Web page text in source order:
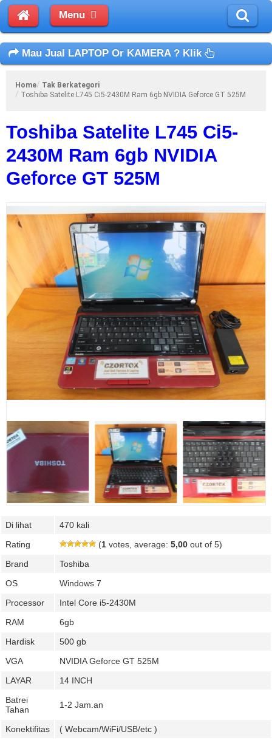
Menu
Mau Jual LAPTOP Or KAMERA ? Klik
Home
Tak Berkategori
Toshiba Satelite L745 Ci5-2430M Ram 6gb NVIDIA Geforce GT 525M
Toshiba Satelite L745 Ci5-
2430M Ram 6gb NVIDIA
Geforce GT 525M
Di lihat
470 kali
Rating
(1 votes, average: 5,00 out of 5)
Brand
Toshiba
OS
Windows 7
Processor
Intel Core i5-2430M
RAM
6gb
Hardisk
500 gb
VGA
NVIDIA Geforce GT 525M
LAYAR
14 INCH
Batrei
Tahan
1-2 Jam.an
Konektifitas
( Webcam/WiFi/USB/etc )